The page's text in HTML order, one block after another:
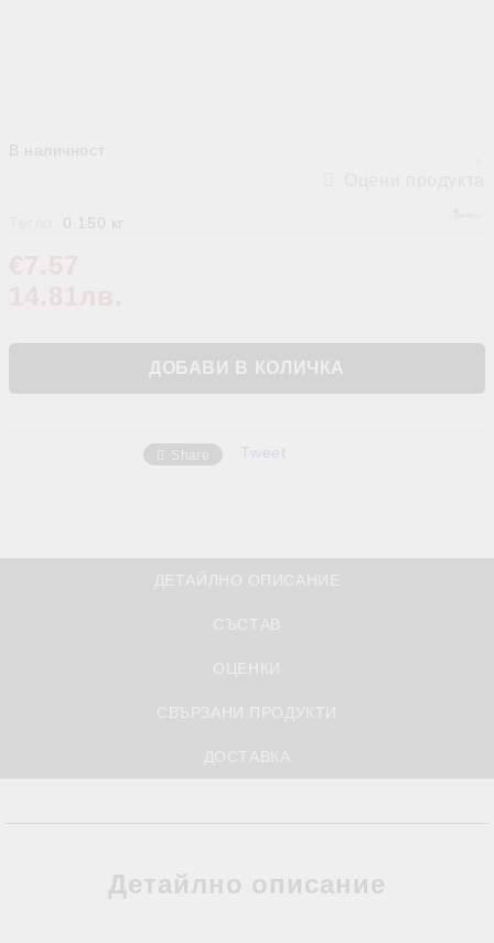
В наличност
0.150 кг
Share Tweet
Детайлно описание